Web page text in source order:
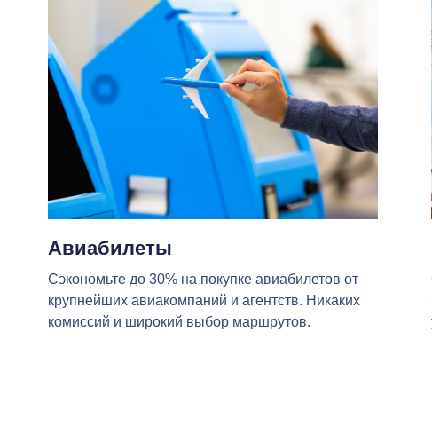
Авиабилеты
Сэкономьте до 30% на покупке авиабилетов от
крупнейших авиакомпаний и агентств. Никаких
комиссий и широкий выбор маршрутов.